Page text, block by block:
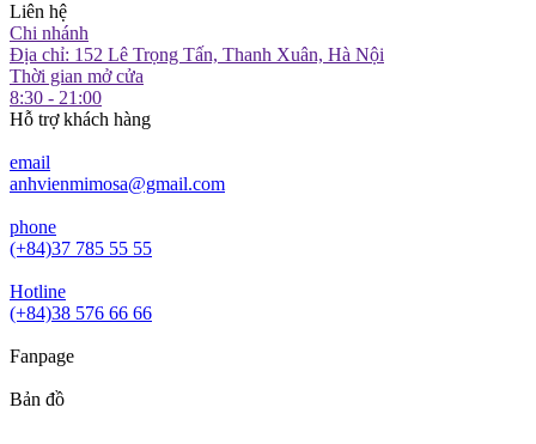
Liên hệ
Chi nhánh
Địa chỉ: 152 Lê Trọng Tấn, Thanh Xuân, Hà Nội
Thời gian mở cửa
8:30 - 21:00
Hỗ trợ khách hàng
email
anhvienmimosa@gmail.com
phone
(+84)37 785 55 55
Hotline
(+84)38 576 66 66
Fanpage
Bản đồ